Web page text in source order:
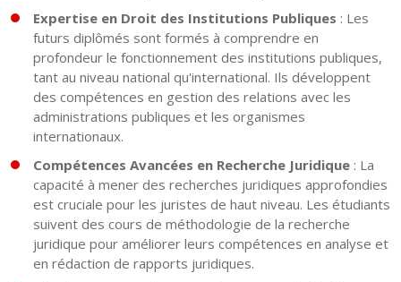
Expertise en Droit des Institutions Publiques : Les
futurs diplômés sont formés à comprendre en
profondeur le fonctionnement des institutions publiques,
tant au niveau national qu'international. Ils développent
des compétences en gestion des relations avec les
administrations publiques et les organismes
internationaux.
Compétences Avancées en Recherche Juridique : La
capacité à mener des recherches juridiques approfondies
est cruciale pour les juristes de haut niveau. Les étudiants
suivent des cours de méthodologie de la recherche
juridique pour améliorer leurs compétences en analyse et
en rédaction de rapports juridiques.